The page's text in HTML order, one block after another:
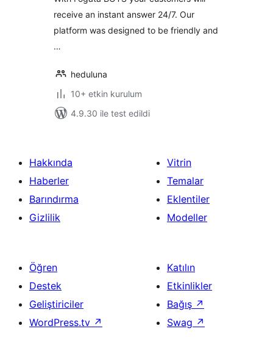
receive an instant answer 24/7. Our
platform was designed to be friendly and
…
heduluna
10+ etkin kurulum
4.9.30 ile test edildi
Hakkında
Haberler
Barındırma
Gizlilik
Vitrin
Temalar
Eklentiler
Modeller
Öğren
Destek
Geliştiriciler
WordPress.tv ↗
Katılın
Etkinlikler
Bağış ↗
Swag ↗